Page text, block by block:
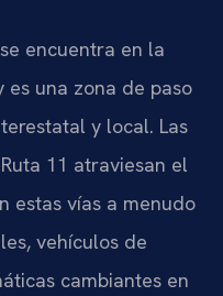
encuentra en la
es una zona de paso
y local. Las
11 atraviesan el
estas vías a menudo
vehículos de
cambiantes en